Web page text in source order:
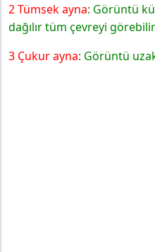
2 Tümsek ayna: Görüntü
dağılır tüm çevreyi
3 Çukur ayna: Görüntü